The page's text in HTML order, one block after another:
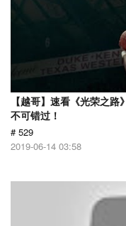
【越哥】速看《光荣之
不可错过！
# 529
2019-06-14 03:58